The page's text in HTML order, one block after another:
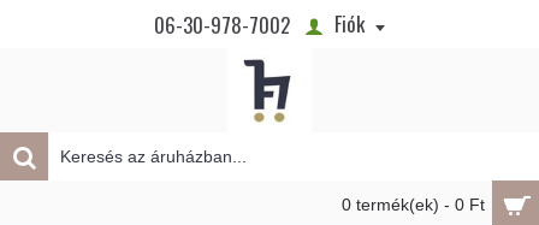
06-30-978-7002 Fiók
0 termék(ek) - 0 Ft